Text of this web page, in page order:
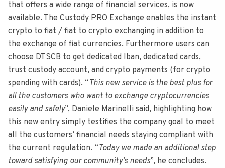
that offers a wide range of financial services, is now
available. The Custody PRO Exchange enables the instant
crypto to fiat / fiat to crypto exchanging in addition to
the exchange of fiat currencies. Furthermore users can
choose DTSCB to get dedicated Iban, dedicated cards,
trust custody account, and crypto payments (for crypto
spending with cards). “This new service is the best plus for
all the customers who want to exchange cryptocurrencies
easily and safely”, Daniele Marinelli said, highlighting how
this new entry simply testifies the company goal to meet
all the customers’ financial needs staying compliant with
the current regulation. “Today we made an additional step
toward satisfying our community’s needs”, he concludes.